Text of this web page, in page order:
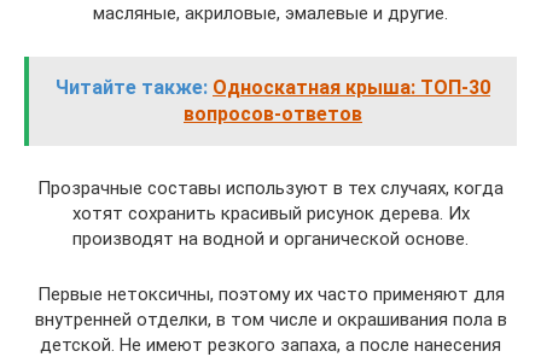
масляные, акриловые, эмалевые и другие.
Читайте также: Односкатная крыша: ТОП-30
вопросов-ответов
Прозрачные составы используют в тех случаях, когда
хотят сохранить красивый рисунок дерева. Их
производят на водной и органической основе.
Первые нетоксичны, поэтому их часто применяют для
внутренней отделки, в том числе и окрашивания пола в
детской. Не имеют резкого запаха, а после нанесения